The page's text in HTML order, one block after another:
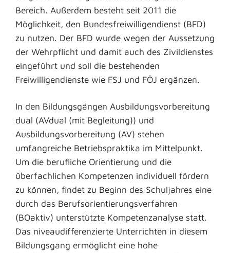
Bereich. Außerdem besteht seit 2011 die
Möglichkeit, den Bundesfreiwilligendienst (BFD)
zu nutzen. Der BFD wurde wegen der Aussetzung
der Wehrpflicht und damit auch des Zivildienstes
eingeführt und soll die bestehenden
Freiwilligendienste wie FSJ und FÖJ ergänzen.
In den Bildungsgängen Ausbildungsvorbereitung
dual (AVdual (mit Begleitung)) und
Ausbildungsvorbereitung (AV) stehen
umfangreiche Betriebspraktika im Mittelpunkt.
Um die berufliche Orientierung und die
überfachlichen Kompetenzen individuell fördern
zu können, findet zu Beginn des Schuljahres eine
durch das Berufsorientierungsverfahren
(BOaktiv) unterstützte Kompetenzanalyse statt.
Das niveaudifferenzierte Unterrichten in diesem
Bildungsgang ermöglicht eine hohe